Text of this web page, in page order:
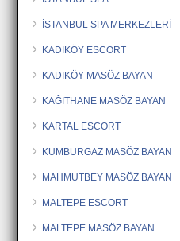
İSTANBUL SPA MERKEZLERİ
KADIKÖY ESCORT
KADIKÖY MASÖZ BAYAN
KAĞITHANE MASÖZ BAYAN
KARTAL ESCORT
KUMBURGAZ MASÖZ BAYAN
MAHMUTBEY MASÖZ BAYAN
MALTEPE ESCORT
MALTEPE MASÖZ BAYAN